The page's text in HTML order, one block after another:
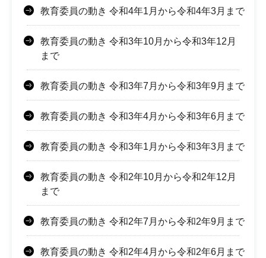
教育委員の動き 令和4年1月から令和4年3月まで
教育委員の動き 令和3年10月から令和3年12月
まで
教育委員の動き 令和3年7月から令和3年9月まで
教育委員の動き 令和3年4月から令和3年6月まで
教育委員の動き 令和3年1月から令和3年3月まで
教育委員の動き 令和2年10月から令和2年12月
まで
教育委員の動き 令和2年7月から令和2年9月まで
教育委員の動き 令和2年4月から令和2年6月まで